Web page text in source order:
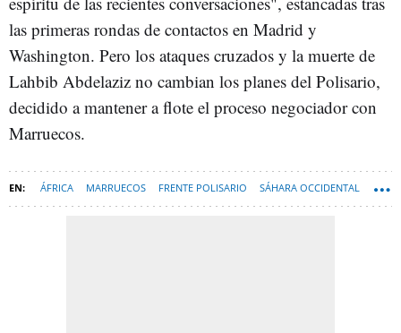
las primeras rondas de contactos en Madrid y
Washington. Pero los ataques cruzados y la muerte de
Lahbib Abdelaziz no cambian los planes del Polisario,
decidido a mantener a flote el proceso negociador con
Marruecos.
ÁFRICA MARRUECOS FRENTE POLISARIO SÁHARA OCCIDENTAL